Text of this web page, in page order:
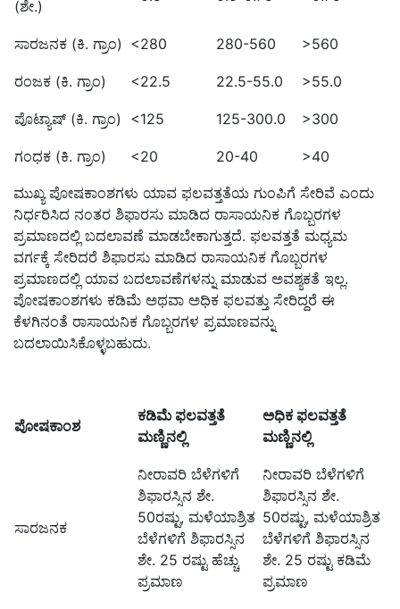
(ಶೇ.)
ಸಾರಜನಕ (ಕಿ. ಗ್ರಾಂ) <280 280-560 >560
ರಂಜಕ (ಕಿ. ಗ್ರಾಂ) <22.5 22.5-55.0 >55.0
ಪೊಟ್ಯಾಷ್ (ಕಿ. ಗ್ರಾಂ) <125 125-300.0 >300
ಗಂಧಕ (ಕಿ. ಗ್ರಾಂ) <20 20-40 >40
ಮುಖ್ಯ ಪೋಷಕಾಂಶಗಳು ಯಾವ ಫಲವತ್ತತೆಯ ಗುಂಪಿಗೆ ಸೇರಿವೆ ಎಂದು
ನಿರ್ಧರಿಸಿದ ನಂತರ ಶಿಫಾರಸು ಮಾಡಿದ ರಾಸಾಯನಿಕ ಗೊಬ್ಬರಗಳ
ಪ್ರಮಾಣದಲ್ಲಿ ಬದಲಾವಣೆ ಮಾಡಬೇಕಾಗುತ್ತದೆ. ಫಲವತ್ತತೆ ಮಧ್ಯಮ
ವರ್ಗಕ್ಕೆ ಸೇರಿದರೆ ಶಿಫಾರಸು ಮಾಡಿದ ರಾಸಾಯನಿಕ ಗೊಬ್ಬರಗಳ
ಪ್ರಮಾಣದಲ್ಲಿ ಯಾವ ಬದಲಾವಣೆಗಳನ್ನು ಮಾಡುವ ಅವಶ್ಯಕತೆ ಇಲ್ಲ.
ಪೋಷಕಾಂಶಗಳು ಕಡಿಮೆ ಅಥವಾ ಅಧಿಕ ಫಲವತ್ತು ಸೇರಿದ್ದರೆ ಈ
ಕೆಳಗಿನಂತೆ ರಾಸಾಯನಿಕ ಗೊಬ್ಬರಗಳ ಪ್ರಮಾಣವನ್ನು
ಬದಲಾಯಿಸಿಕೊಳ್ಳಬಹುದು.
ಪೋಷಕಾಂಶ
ಕಡಿಮೆ ಫಲವತ್ತತೆ
ಮಣ್ಣಿನಲ್ಲಿ
ಅಧಿಕ ಫಲವತ್ತತೆ
ಮಣ್ಣಿನಲ್ಲಿ
ಸಾರಜನಕ
ನೀರಾವರಿ ಬೆಳೆಗಳಿಗೆ
ಶಿಫಾರಸ್ಸಿನ ಶೇ.
50ರಷ್ಟು, ಮಳೆಯಾಶ್ರಿತ
ಬೆಳೆಗಳಿಗೆ ಶಿಫಾರಸ್ಸಿನ
ಶೇ. 25 ರಷ್ಟು ಹೆಚ್ಚು
ಪ್ರಮಾಣ
ನೀರಾವರಿ ಬೆಳೆಗಳಿಗೆ
ಶಿಫಾರಸ್ಸಿನ ಶೇ.
50ರಷ್ಟು, ಮಳೆಯಾಶ್ರಿತ
ಬೆಳೆಗಳಿಗೆ ಶಿಫಾರಸ್ಸಿನ
ಶೇ. 25 ರಷ್ಟು ಕಡಿಮೆ
ಪ್ರಮಾಣ